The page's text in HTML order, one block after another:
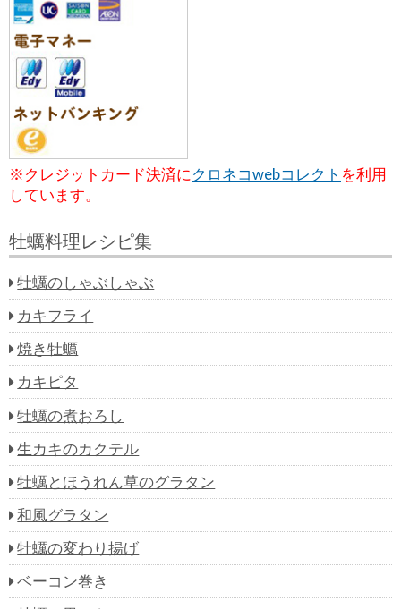
※クレジットカード決済に クロネコwebコレクト を利用
しています。
牡蠣料理レシピ集
牡蠣のしゃぶしゃぶ
カキフライ
焼き牡蠣
カキピタ
牡蠣の煮おろし
生カキのカクテル
牡蠣とほうれん草のグラタン
和風グラタン
牡蠣の変わり揚げ
ベーコン巻き